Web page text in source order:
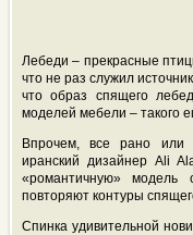
Лебеди – прекрасные
что не раз служил
что образ спящего
моделей мебели – такого
Впрочем, все рано или
иранский дизайнер Ali
«романтичную» модель
повторяют контуры
Спинка удивительной